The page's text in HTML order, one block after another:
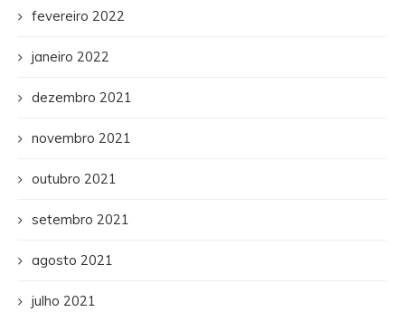
fevereiro 2022
janeiro 2022
dezembro 2021
novembro 2021
outubro 2021
setembro 2021
agosto 2021
julho 2021